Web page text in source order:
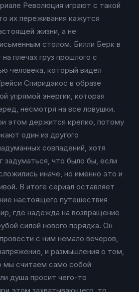
Революция играют с такой
их переживания кажутся
жизни, а не
столом. Билли Берк в
плечах груз прошлого с
человека, который видел
Спиридакос в образе
упрямой энергии, которая
несмотря на все ловушки.
этом держится крепко, потому
один из другого
совпадений, хотя
задуматься, что было бы, если
иначе, но именно это и
В итоге сериал оставляет
настоящего путешествия
где надежда на возвращение
силой нового порядка. Он
с ним немало вечеров,
и размышления о том,
мы считаем само собой
душа просит чего-то